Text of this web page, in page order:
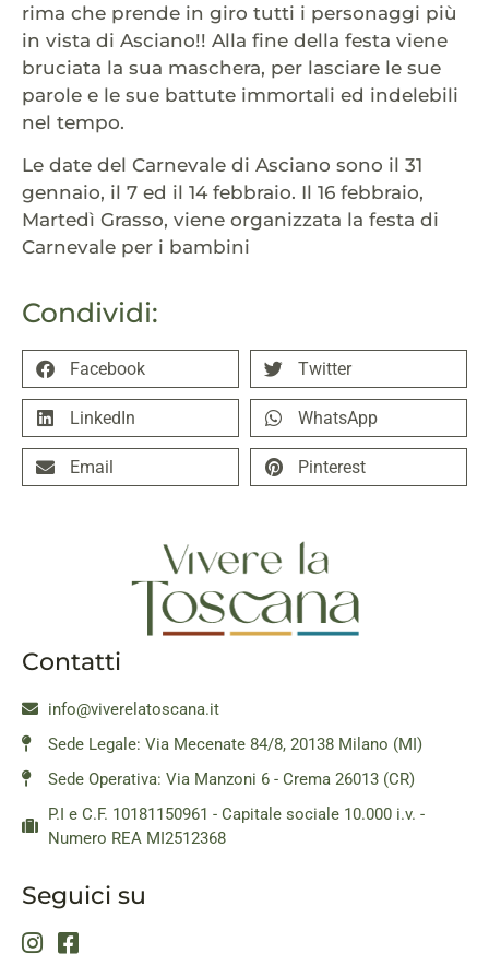
Condividi:
Facebook Twitter
LinkedIn WhatsApp
Email Pinterest
rima che prende in giro tutti i personaggi più
in vista di Asciano!! Alla fine della festa viene
bruciata la sua maschera, per lasciare le sue
parole e le sue battute immortali ed indelebili
nel tempo.
Le date del Carnevale di Asciano sono il 31
gennaio, il 7 ed il 14 febbraio. Il 16 febbraio,
Martedì Grasso, viene organizzata la festa di
Carnevale per i bambini
Contatti
info@viverelatoscana.it
Sede Legale: Via Mecenate 84/8, 20138 Milano (MI)
Sede Operativa: Via Manzoni 6 - Crema 26013 (CR)
P.I e C.F. 10181150961 - Capitale sociale 10.000 i.v. -
Numero REA MI2512368
Seguici su